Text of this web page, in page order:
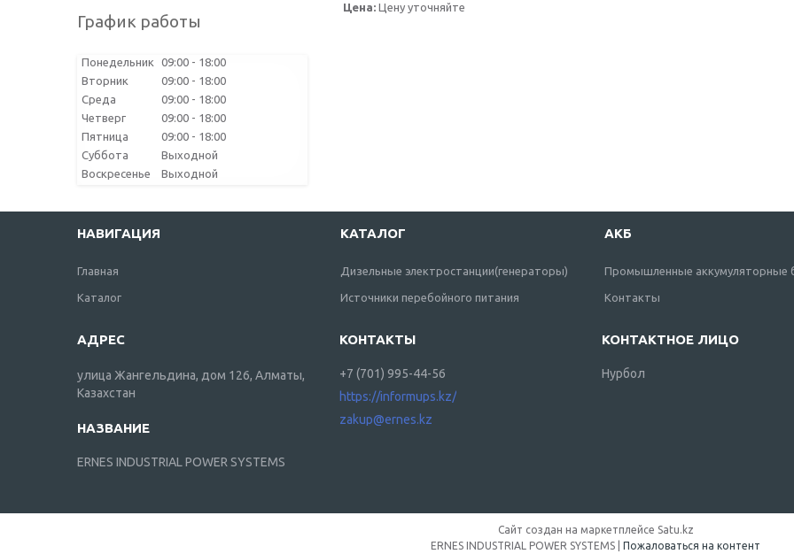
Цена: Цену уточняйте
График работы
Понедельник 09:00
18:00
Вторник
09:00
18:00
Среда
09:00
18:00
Четверг
09:00
18:00
Пятница
09:00
18:00
Суббота
Выходной
Воскресенье
Выходной
НАВИГАЦИЯ
Главная
Каталог
КАТАЛОГ
Дизельные электростанции(генераторы)
Источники перебойного питания
АКБ
Промышленные аккумуляторные
Контакты
улица Жангельдина, дом 126, Алматы,
Казахстан
ERNES INDUSTRIAL POWER SYSTEMS
+7 (701) 995-44-56
https://informups.kz/
zakup@ernes.kz
Нурбол
Сайт создан на маркетплейсе Satu.kz
Пожаловаться на контент